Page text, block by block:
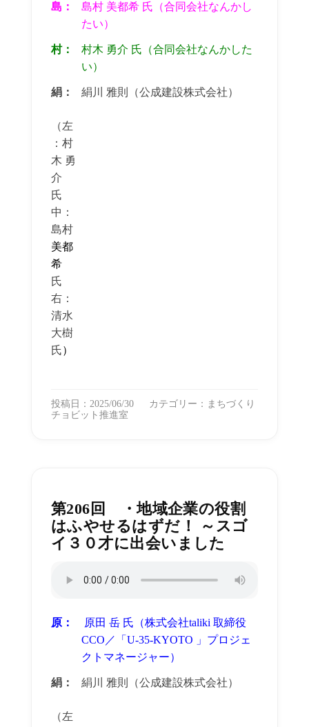
島： 島村 美都希 氏（合同会社なんかし
たい）
村：
村木 勇介 氏（合同会社なんかした
い）
絹： 絹川 雅則（公成建設株式会社）
（左
：村
木 勇
介
氏
中：
島村
美都
希
氏
右：
清水
大樹
氏）
投稿日：2025/06/30 カテゴリー： まちづくり
チョビット推進室
第206回 ・地域企業の役割
はふやせるはずだ！ ～スゴ
イ３０才に出会いました
原：
原田 岳 氏（株式会社taliki 取締役
CCO／「U-35-KYOTO 」プロジェ
クトマネージャー）
絹： 絹川 雅則（公成建設株式会社）
（左